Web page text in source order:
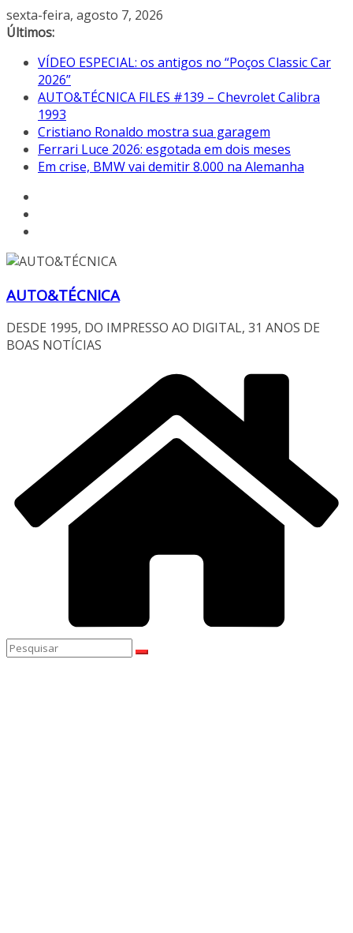
Pular
para
conteúdo
sexta-feira, agosto 7, 2026
Últimos:
VÍDEO ESPECIAL: os antigos no “Poços Classic Car
2026”
AUTO&TÉCNICA FILES #139 – Chevrolet Calibra
1993
Cristiano Ronaldo mostra sua garagem
Ferrari Luce 2026: esgotada em dois meses
Em crise, BMW vai demitir 8.000 na Alemanha
AUTO&TÉCNICA
DESDE 1995, DO IMPRESSO AO DIGITAL, 31 ANOS DE
BOAS NOTÍCIAS